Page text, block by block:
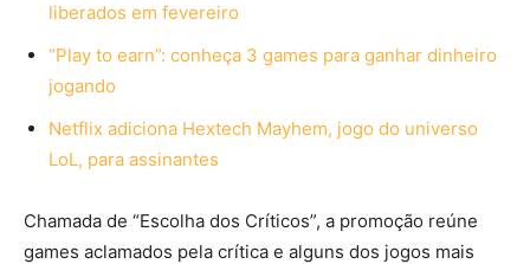
liberados em fevereiro
“Play to earn”: conheça 3 games para ganhar dinheiro
jogando
Netflix adiciona Hextech Mayhem, jogo do universo
LoL, para assinantes
Chamada de “Escolha dos Críticos”, a promoção reúne
games aclamados pela crítica e alguns dos jogos mais